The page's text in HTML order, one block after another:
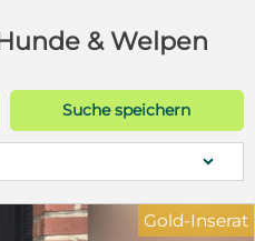
& Welpen
Suche speichern
Gold-Inserat